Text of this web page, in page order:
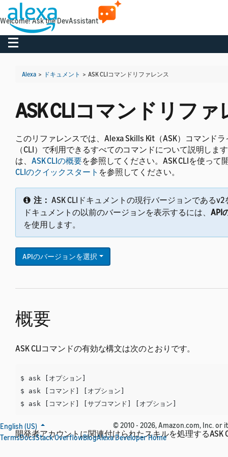
Toggle navigation
Alexa > ドキュメント > ASK CLIコマンドリファレンス
ASK CLIコマンドリフ
このリファレンスでは、Alexa Skills Kit（ASK）コマンド
（CLI）で利用できるすべてのコマンドについて説明しま
は、 ASK CLIの概要を参照してください。ASK CLIを使って
CLIのクイックスタート を参照してください。
注： ASK CLIドキュメントの現行バージョンである
ドキュメントの以前のバージョンを表示するには、 API
を使用します。
APIのバージョンを選択
概要
ASK CLIコマンドの有効な構文は次のとおりです。
$ ask [オプション]
$ ask [コマンド] [オプション]
開発者アカウントに関連付けられたスキルを処理するASK
つの種類があります。
English (US)
© 2010 - 2026, Amazon.com, Inc. or
TermsDocsStack OverflowBlogAlexa Developer Home
Welcome! Ask the DevAssistant